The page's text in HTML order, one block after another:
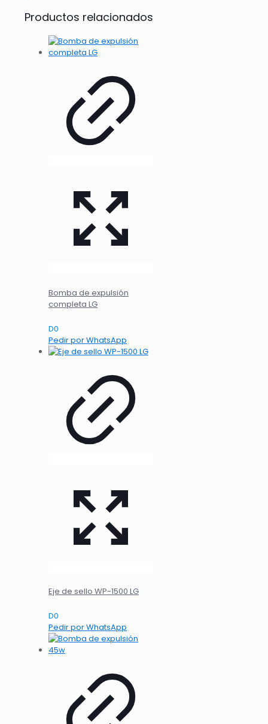
Productos relacionados
Bomba de expulsión
completa LG
D0
Pedir por WhatsApp
Eje de sello WP-1500 LG
D0
Pedir por WhatsApp